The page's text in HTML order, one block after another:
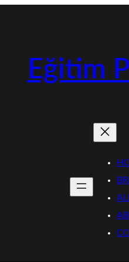
Eğitim